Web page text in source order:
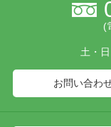
(
土・
お問い合わ